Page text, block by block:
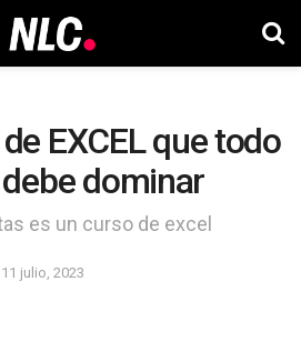
EXCEL que todo
dominar
es un curso de excel
11 julio, 2023